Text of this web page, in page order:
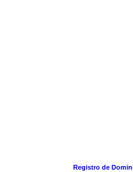
Registro de